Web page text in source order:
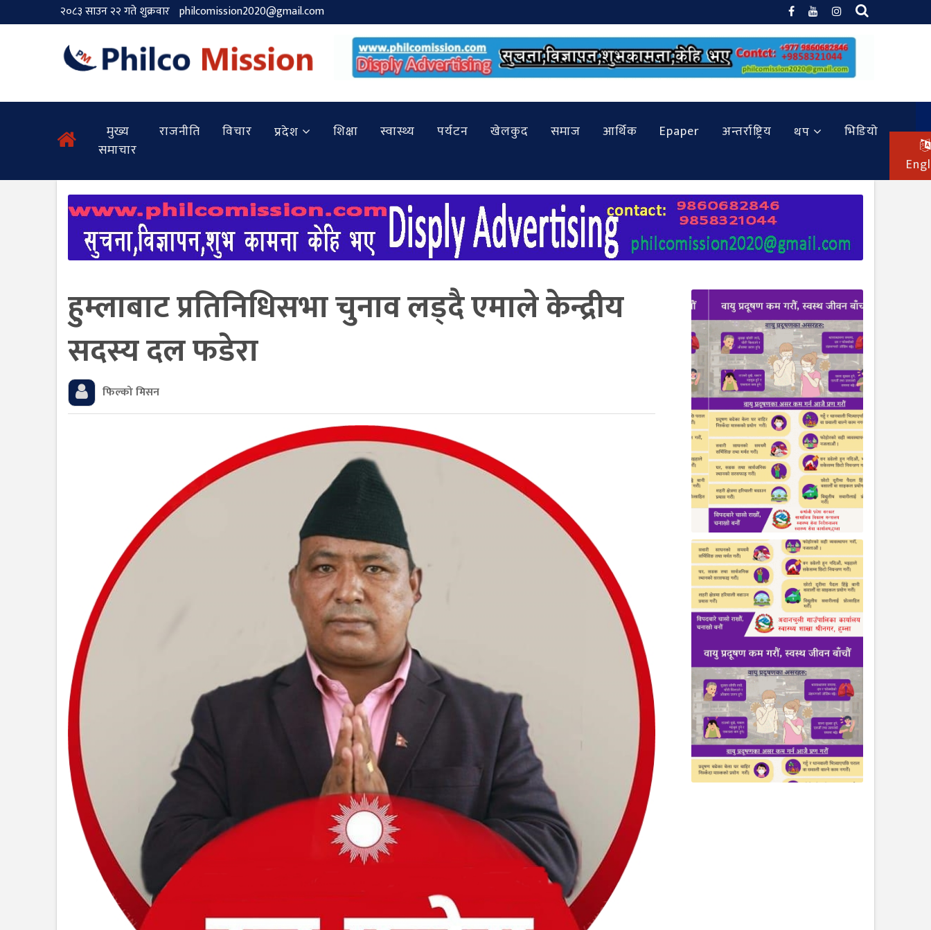
२०८३ साउन २२ गते शुक्रवार philcomission2020@gmail.com
मुख्य
समाचार
राजनीति विचार प्रदेश शिक्षा स्वास्थ्य पर्यटन खेलकुद समाज आर्थिक Epaper अन्तर्राष्ट्रिय थप
भिडियो
हुम्लाबाट प्रतिनिधिसभा चुनाव लड्दै एमाले केन्द्रीय
सदस्य दल फडेरा
फिल्को मिसन